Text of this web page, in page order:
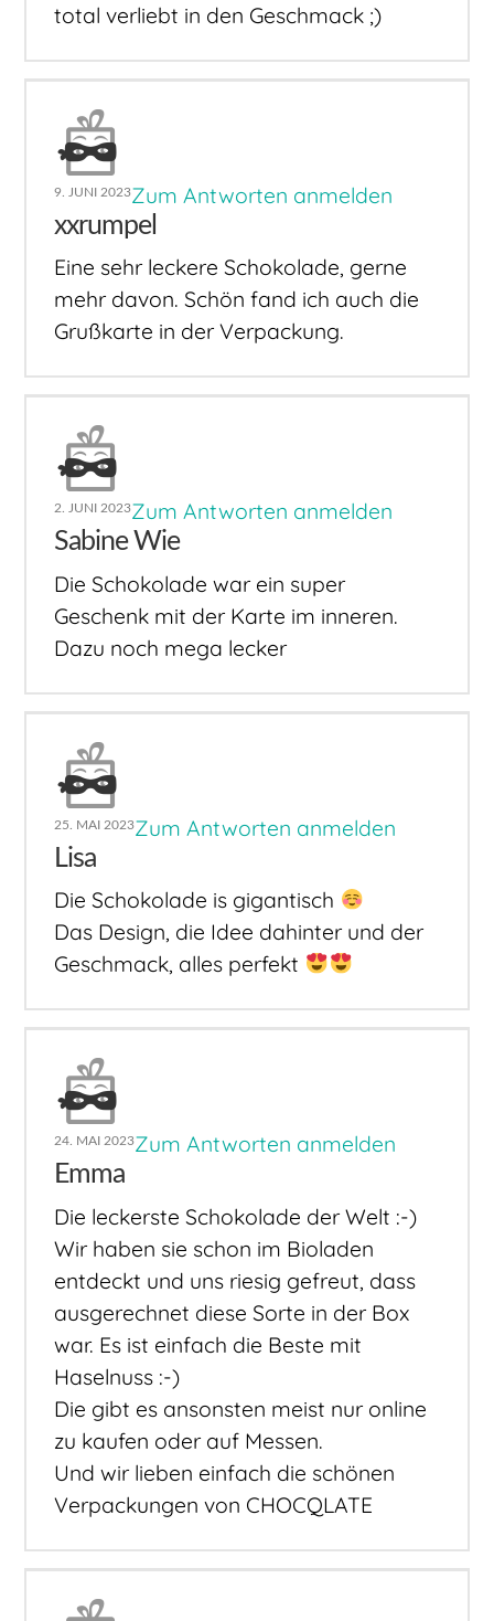
total verliebt in den Geschmack ;)
9. JUNI 2023Zum Antworten anmelden
xxrumpel
Eine sehr leckere Schokolade, gerne
mehr davon. Schön fand ich auch die
Grußkarte in der Verpackung.
2. JUNI 2023Zum Antworten anmelden
Sabine Wie
Die Schokolade war ein super
Geschenk mit der Karte im inneren.
Dazu noch mega lecker
25. MAI 2023Zum Antworten anmelden
Lisa
Die Schokolade is gigantisch
Das Design, die Idee dahinter und der
Geschmack, alles perfekt
24. MAI 2023Zum Antworten anmelden
Emma
Die leckerste Schokolade der Welt :-)
Wir haben sie schon im Bioladen
entdeckt und uns riesig gefreut, dass
ausgerechnet diese Sorte in der Box
war. Es ist einfach die Beste mit
Haselnuss :-)
Die gibt es ansonsten meist nur online
zu kaufen oder auf Messen.
Und wir lieben einfach die schönen
Verpackungen von CHOCQLATE